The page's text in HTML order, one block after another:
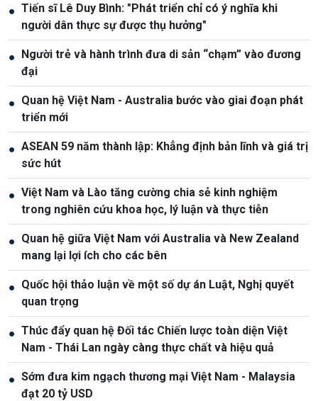
● Tiến sĩ Lê Duy Bình: "Phát triển chỉ có ý nghĩa khi
người dân thực sự được thụ hưởng"
● Người trẻ và hành trình đưa di sản “chạm” vào đương
đại
● Quan hệ Việt Nam - Australia bước vào giai đoạn phát
triển mới
● ASEAN 59 năm thành lập: Khẳng định bản lĩnh và giá trị
sức hút
● Việt Nam và Lào tăng cường chia sẻ kinh nghiệm
trong nghiên cứu khoa học, lý luận và thực tiễn
● Quan hệ giữa Việt Nam với Australia và New Zealand
mang lại lợi ích cho các bên
● Quốc hội thảo luận về một số dự án Luật, Nghị quyết
quan trọng
● Thúc đẩy quan hệ Đối tác Chiến lược toàn diện Việt
Nam - Thái Lan ngày càng thực chất và hiệu quả
● Sớm đưa kim ngạch thương mại Việt Nam - Malaysia
đạt 20 tỷ USD